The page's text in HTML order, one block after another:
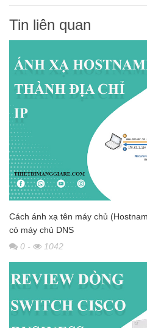
Tin liên quan
Cách ánh xạ tên máy chủ
có máy chủ DNS
0 - 1042